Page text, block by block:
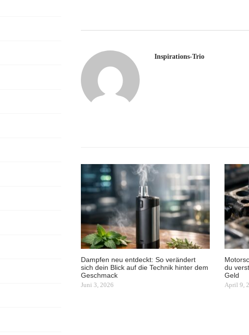
Inspirations-Trio
Dampfen neu entdeckt: So verändert
sich dein Blick auf die Technik hinter dem
Geschmack
Juni 3, 2026
du
Geld
April 9,